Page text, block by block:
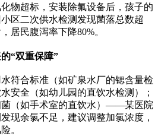
物超标，安装除氟设备后，孩子的
区二次供水检测发现菌落总数超
居民腹泻率下降80%。
“双重保障”
符合标准（如矿泉水厂的锶含量检
安全（如幼儿园的直饮水检测）；
菌（如手术室的直饮水）——某医院
现余氯不足，建议调整加氯浓度，
。